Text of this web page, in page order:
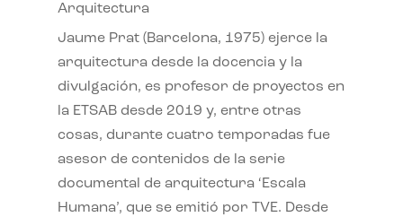
Arquitectura
Jaume Prat (Barcelona, 1975) ejerce la
arquitectura desde la docencia y la
divulgación, es profesor de proyectos en
la ETSAB desde 2019 y, entre otras
cosas, durante cuatro temporadas fue
asesor de contenidos de la serie
documental de arquitectura ‘Escala
Humana’, que se emitió por TVE. Desde